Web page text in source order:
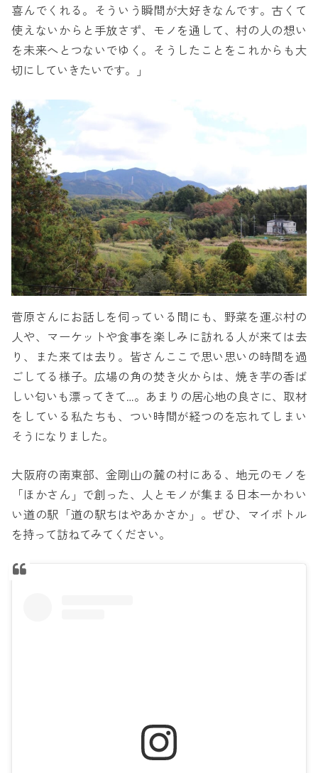
喜んでくれる。そういう瞬間が大好きなんです。古くて
使えないからと手放さず、モノを通して、村の人の想い
を未来へとつないでゆく。そうしたことをこれからも大
切にしていきたいです。」
菅原さんにお話しを伺っている間にも、野菜を運ぶ村の
人や、マーケットや食事を楽しみに訪れる人が来ては去
り、また来ては去り。皆さんここで思い思いの時間を過
ごしてる様子。広場の角の焚き火からは、焼き芋の香ば
しい匂いも漂ってきて…。あまりの居心地の良さに、取材
をしている私たちも、つい時間が経つのを忘れてしまい
そうになりました。
大阪府の南東部、金剛山の麓の村にある、地元のモノを
「ほかさん」で創った、人とモノが集まる日本一かわい
い道の駅「道の駅ちはやあかさか」。ぜひ、マイボトル
を持って訪ねてみてください。